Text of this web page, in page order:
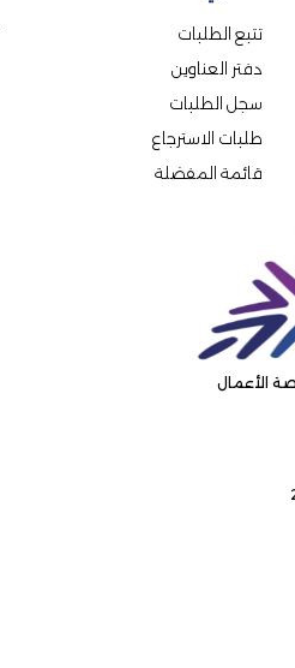
تتبع الطلبات
دفتر العناوين
سجل الطلبات
طلبات الاسترجاع
قائمة المفضلة
الأعمال